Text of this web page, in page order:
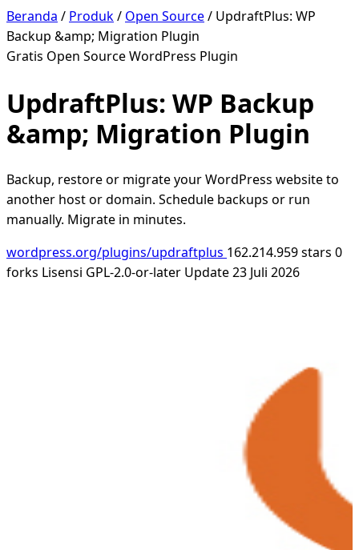
Beranda / Produk/ Open Source/ UpdraftPlus: WP
Backup &amp; Migration Plugin
Gratis Open SourceWordPress Plugin
UpdraftPlus: WP Backup
&amp; Migration Plugin
Backup, restore or migrate your WordPress website to
another host or domain. Schedule backups or run
manually. Migrate in minutes.
wordpress.org/plugins/updraftplus 162.214.959 stars 0
forks Lisensi GPL-2.0-or-later Update 23 Juli 2026